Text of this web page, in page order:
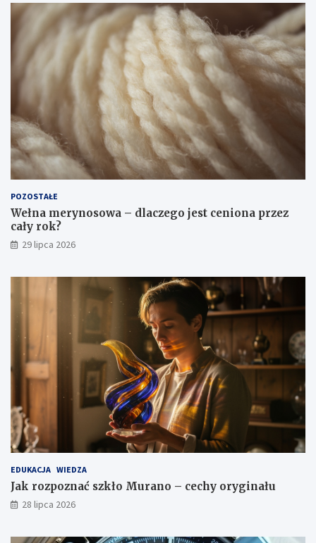
POZOSTAŁE
Wełna merynosowa – dlaczego jest ceniona przez
cały rok?
29 lipca 2026
EDUKACJA WIEDZA
Jak rozpoznać szkło Murano – cechy oryginału
28 lipca 2026